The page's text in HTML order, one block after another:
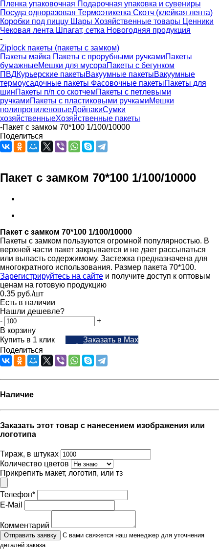
Пленка упаковочная Подарочная упаковка и сувениры
Посуда одноразовая Термоэтикетка Скотч (клейкая лента)
Коробки под пиццу Шары Хозяйственные товары Ценники
Чековая лента Шпагат, сетка Новогодняя продукция
-
Ziplock пакеты (пакеты с замком)
Пакеты майка Пакеты с прорубными ручкамиПакеты
бумажныеМешки для мусораПакеты с бегунком
ПВДКурьерские пакетыВакуумные пакетыВакуумные
термоусадочные пакеты Фасовочные пакетыПакеты для
шинПакеты п/п со скотчемПакеты с петлевыми
ручкамиПакеты с пластиковыми ручкамиМешки
полипропиленовыеДойпакиСумки
хозяйственныеХозяйственные пакеты
-Пакет с замком 70*100 1/100/10000
Поделиться
Пакет с замком 70*100 1/100/10000
Пакет с замком 70*100 1/100/10000
Пакеты с замком пользуются огромной популярностью. В
верхней части пакет закрывается и не дает рассыпаться
или выпасть содержимому. Застежка предназначена для
многократного использования. Размер пакета 70*100.
Зарегистрируйтесь на сайте и получите доступ к оптовым
ценам на готовую продукцию
0.35 руб./шт
Есть в наличии
Нашли дешевле?
-
+
В корзину
Купить в 1 клик
Заказать в Max
Поделиться
Наличие
Заказать этот товар с нанесением изображения или
логотипа
Тираж, в штуках
Количество цветов
Прикрепить макет, логотип, или тз
Телефон*
E-Mail
Комментарий
Отправить заявку
С вами свяжется наш менеджер для уточнения
деталей заказа